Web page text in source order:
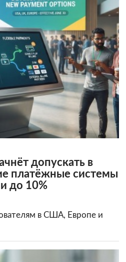
допускать в
платёжные системы
до 10%
в США, Европе и